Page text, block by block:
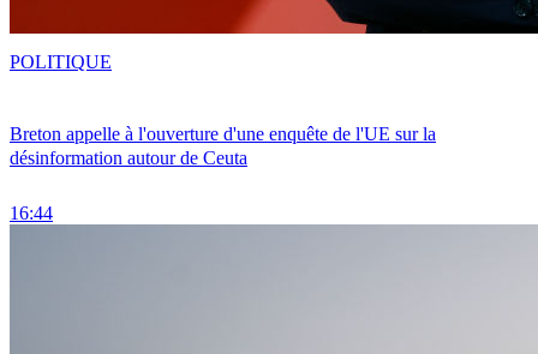
Breton appelle à l'ouverture d'une enquête de l'UE sur la
désinformation autour de Ceuta
16:44
POLITIQUE